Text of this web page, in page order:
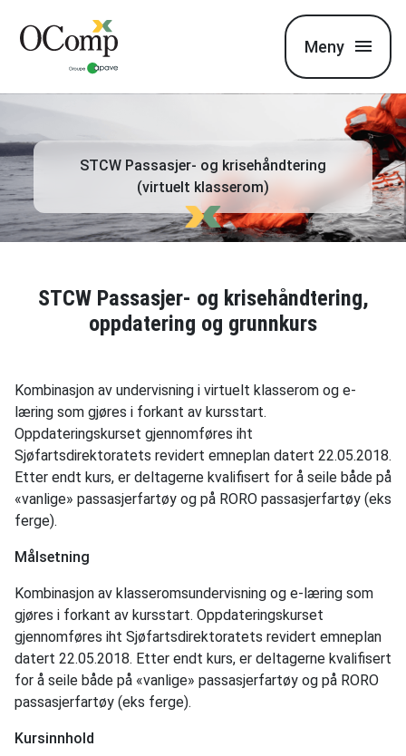
Meny
STCW Passasjer- og krisehåndtering
(virtuelt klasserom)
STCW Passasjer- og krisehåndtering,
oppdatering og grunnkurs
Kombinasjon av undervisning i virtuelt klasserom og e-
læring som gjøres i forkant av kursstart.
Oppdateringskurset gjennomføres iht
Sjøfartsdirektoratets revidert emneplan datert 22.05.2018.
Etter endt kurs, er deltagerne kvalifisert for å seile både på
«vanlige» passasjerfartøy og på RORO passasjerfartøy (eks
ferge).
Målsetning
Kombinasjon av klasseromsundervisning og e-læring som
gjøres i forkant av kursstart. Oppdateringskurset
gjennomføres iht Sjøfartsdirektoratets revidert emneplan
datert 22.05.2018. Etter endt kurs, er deltagerne kvalifisert
for å seile både på «vanlige» passasjerfartøy og på RORO
passasjerfartøy (eks ferge).
Kursinnhold